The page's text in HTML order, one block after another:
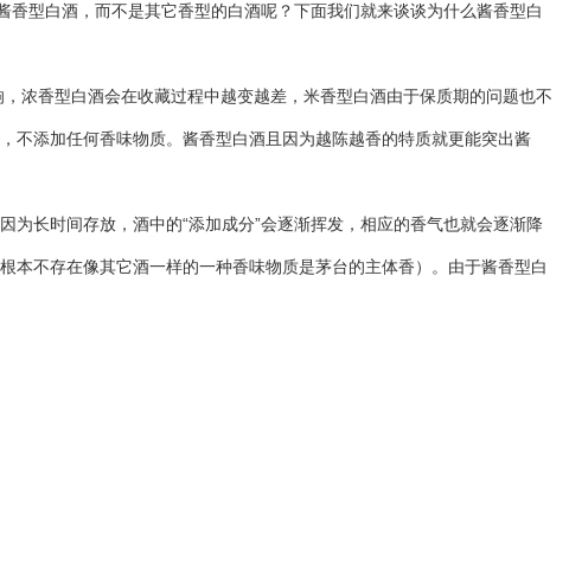
型白酒，而不是其它香型的白酒呢？下面我们就来谈谈为什么酱香型白
香型白酒会在收藏过程中越变越差，米香型白酒由于保质期的问题也不
不添加任何香味物质。酱香型白酒且因为越陈越香的特质就更能突出酱
长时间存放，酒中的“添加成分”会逐渐挥发，相应的香气也就会逐渐降
不存在像其它酒一样的一种香味物质是茅台的主体香）。由于酱香型白